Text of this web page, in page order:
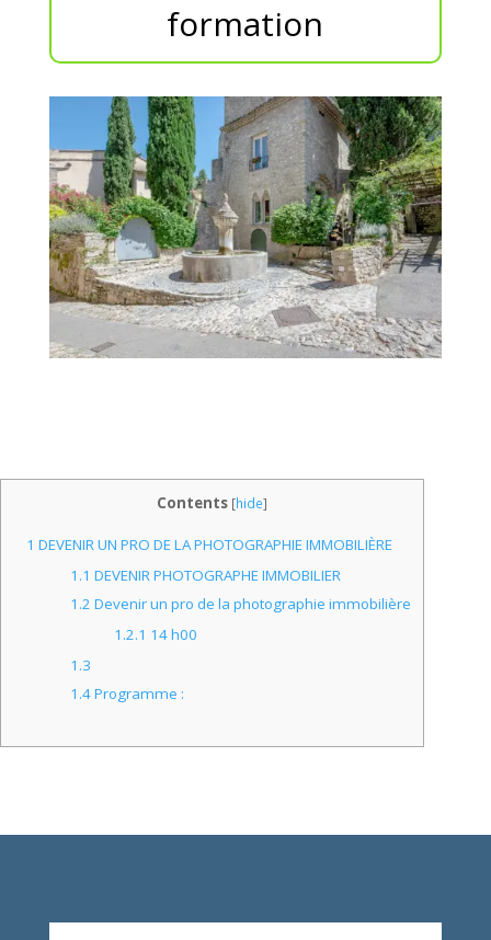
formation
Contents [hide]
1 DEVENIR UN PRO DE LA PHOTOGRAPHIE IMMOBILIÈRE
1.1 DEVENIR PHOTOGRAPHE IMMOBILIER
1.2 Devenir un pro de la photographie immobilière
1.2.1 14 h00
1.3
1.4Programme :